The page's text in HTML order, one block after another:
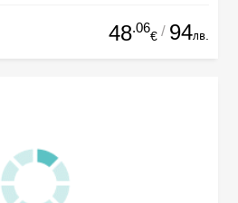
48.06
€ / 94лв.